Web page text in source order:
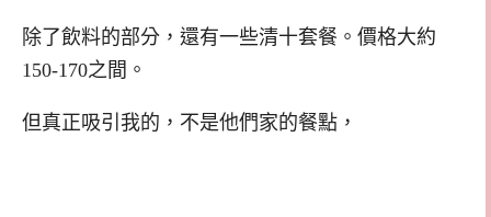
除了飲料的部分，還有一些清十套餐。價格大約
150-170之間。
但真正吸引我的，不是他們家的餐點，